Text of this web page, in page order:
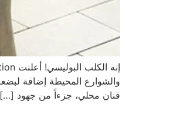
فنان محلي، جزءاً من جهود […]